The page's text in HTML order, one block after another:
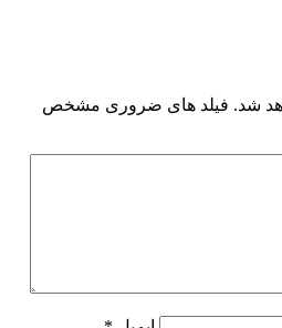
شد. فیلد های ضروری مشخص